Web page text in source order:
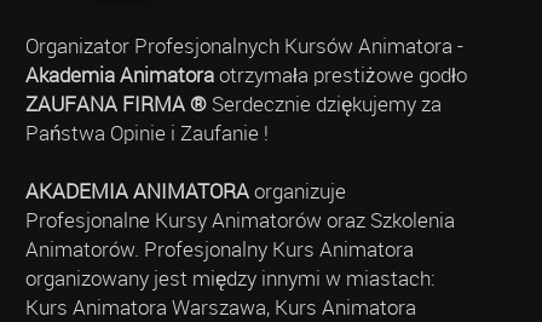
Organizator Profesjonalnych Kursów Animatora -
Akademia Animatoraotrzymała prestiżowe godło
ZAUFANA FIRMA ®Serdecznie dziękujemy za
Państwa Opinie i Zaufanie !
AKADEMIA ANIMATORAorganizuje
Profesjonalne Kursy Animatorów oraz Szkolenia
Animatorów. Profesjonalny Kurs Animatora
organizowany jest między innymi w miastach:
Kurs Animatora Warszawa, Kurs Animatora